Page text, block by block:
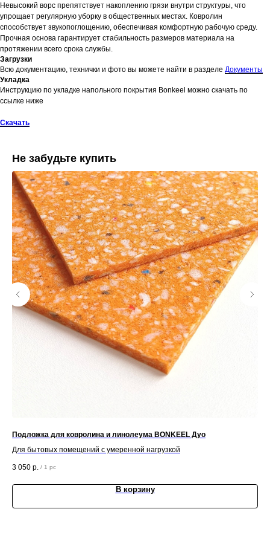
Невысокий ворс препятствует накоплению грязи внутри структуры, что
упрощает регулярную уборку в общественных местах. Ковролин
способствует звукопоглощению, обеспечивая комфортную рабочую среду.
Прочная основа гарантирует стабильность размеров материала на
протяжении всего срока службы.
Загрузки
Всю документацию, технички и фото вы можете найти в разделе Документы
Укладка
Инструкцию по укладке напольного покрытия Bonkeel можно скачать по
ссылке ниже
Скачать
Не забудьте купить
Подложка для ковролина и линолеума BONKEEL Дуо
Для бытовых помещений с умеренной нагрузкой
3 050 р. / 1 pc
В корзину